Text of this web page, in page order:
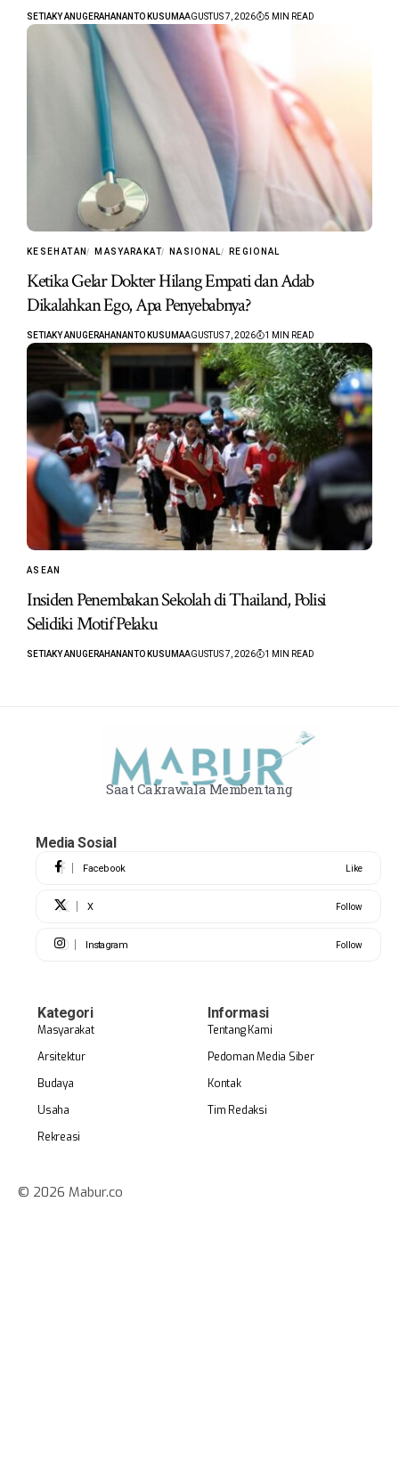
SETIAKY ANUGERAHANANTO KUSUMAAGUSTUS 7, 2026 5 MIN READ
KESEHATAN MASYARAKAT NASIONAL REGIONAL
Ketika Gelar Dokter Hilang Empati dan Adab
Dikalahkan Ego, Apa Penyebabnya?
SETIAKY ANUGERAHANANTO KUSUMAAGUSTUS 7, 2026 1 MIN READ
ASEAN
Insiden Penembakan Sekolah di Thailand, Polisi
Selidiki Motif Pelaku
SETIAKY ANUGERAHANANTO KUSUMAAGUSTUS 7, 2026 1 MIN READ
Saat Cakrawala Membentang
Media Sosial
Facebook Like
X Follow
Instagram Follow
Kategori
Masyarakat
Arsitektur
Budaya
Usaha
Rekreasi
Informasi
Tentang Kami
Pedoman Media Siber
Kontak
Tim Redaksi
© 2026 Mabur.co